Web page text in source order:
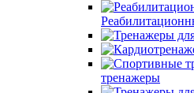
тренажеры